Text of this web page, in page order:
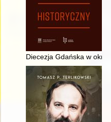
Diecezja Gdańska w